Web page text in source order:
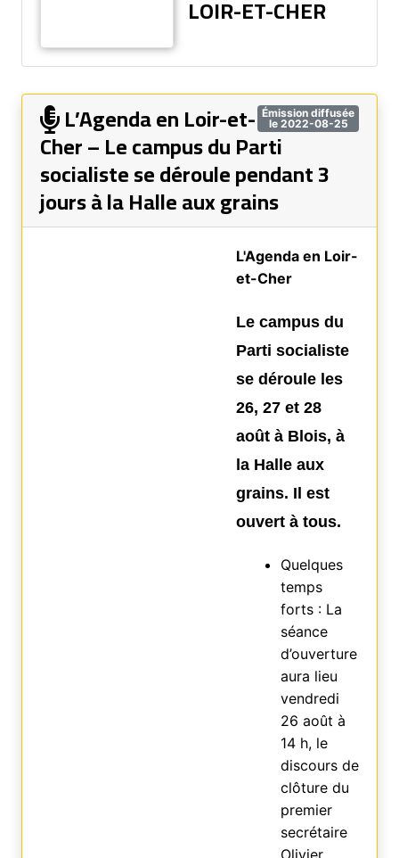
LOIR-ET-CHER
Émission diffusée
le 2022-08-25
L’Agenda en Loir-et-
Cher – Le campus du Parti
socialiste se déroule pendant 3
jours à la Halle aux grains
L'Agenda en Loir-
et-Cher
Le campus du
Parti socialiste
se déroule les
26, 27 et 28
août à Blois, à
la Halle aux
grains. Il est
ouvert à tous.
Quelques
temps
forts : La
séance
d’ouverture
aura lieu
vendredi
26 août à
14 h, le
discours de
clôture du
premier
secrétaire
Olivier